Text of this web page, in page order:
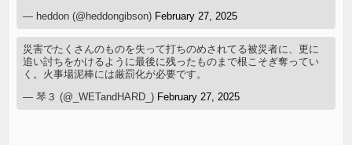
— heddon (@heddongibson) February 27, 2025
災害でたくさんのものを失って打ちのめされてる被災者に、更に
追い討ちをかけるように最後に残ったものまで根こそぎ奪ってい
く。火事場泥棒には厳罰化が必要です。
— 琴３ (@_WETandHARD_) February 27, 2025